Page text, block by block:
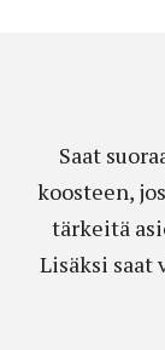
Saat
koosteen,
tärkeitä
Lisäksi